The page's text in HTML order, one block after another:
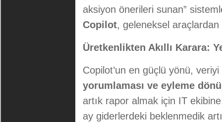
aksiyon önerileri sunan”
Copilot, geleneksel
Üretkenlikten Akıllı Karara:
Copilot’un en güçlü yönü,
yorumlaması ve eyleme
artık rapor almak için IT
ay giderlerdeki beklenmedik